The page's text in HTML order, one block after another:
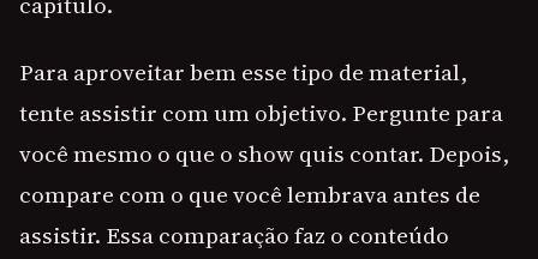
Para aproveitar bem esse tipo de material,
tente assistir com um objetivo. Pergunte para
você mesmo o que o show quis contar. Depois,
compare com o que você lembrava antes de
assistir. Essa comparação faz o conteúdo